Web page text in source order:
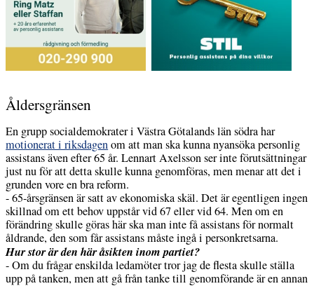
Åldersgränsen
En grupp socialdemokrater i Västra Götalands län södra har
motionerat i riksdagenom att man ska kunna nyansöka personlig
assistans även efter 65 år. Lennart Axelsson ser inte förutsättningar
just nu för att detta skulle kunna genomföras, men menar att det i
grunden vore en bra reform.
- 65-årsgränsen är satt av ekonomiska skäl. Det är egentligen ingen
skillnad om ett behov uppstår vid 67 eller vid 64. Men om en
förändring skulle göras här ska man inte få assistans för normalt
åldrande, den som får assistans måste ingå i personkretsarna.
Hur stor är den här åsikten inom partiet?
- Om du frågar enskilda ledamöter tror jag de flesta skulle ställa
upp på tanken, men att gå från tanke till genomförande är en annan